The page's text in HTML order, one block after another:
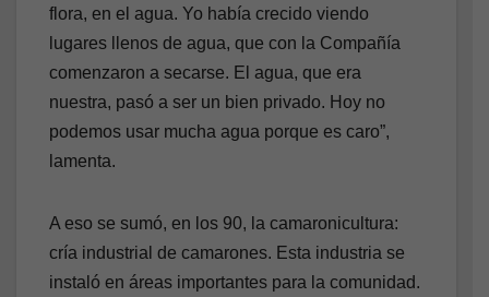
flora, en el agua. Yo había crecido viendo
lugares llenos de agua, que con la Compañía
comenzaron a secarse. El agua, que era
nuestra, pasó a ser un bien privado. Hoy no
podemos usar mucha agua porque es caro”,
lamenta.
A eso se sumó, en los 90, la camaronicultura:
cría industrial de camarones. Esta industria se
instaló en áreas importantes para la comunidad.